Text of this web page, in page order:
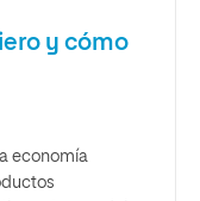
y cómo
economía